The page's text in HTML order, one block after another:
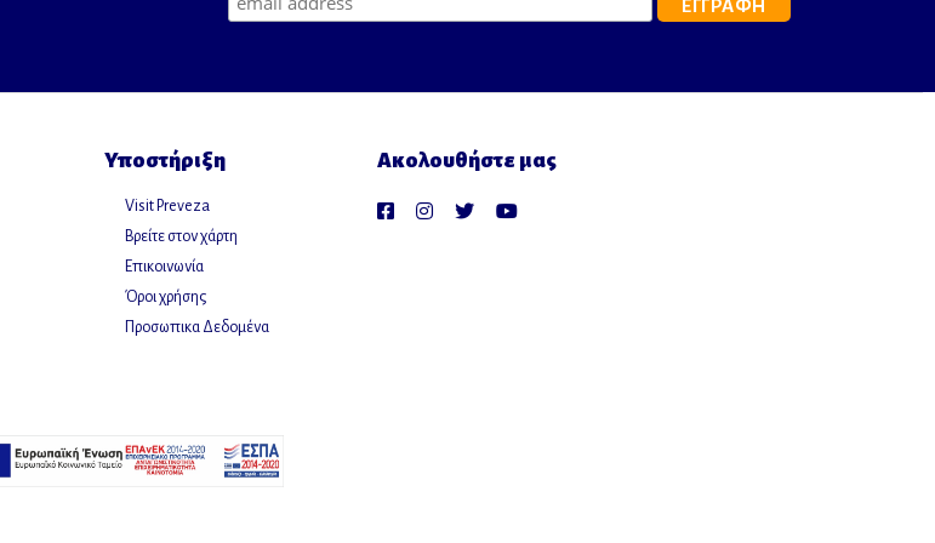
Υποστήριξη
Visit Preveza
Βρείτε στον χάρτη
Επικοινωνία
Όροι χρήσης
Προσωπικα Δεδομένα
Ακολουθήστε μας